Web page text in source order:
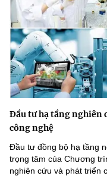
Đầu tư hạ tầng nghiên
công nghệ
Đầu tư đồng bộ hạ tầng
trọng tâm của Chương
nghiên cứu và phát triển